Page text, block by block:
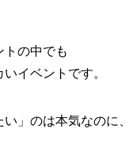
トの中でも
イベントです。
い」のは本気なのに、